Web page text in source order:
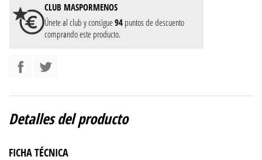
CLUB MASPORMENOS
Únete al club y consigue94 puntos de descuento
comprando este producto.
Detalles del producto
FICHA TÉCNICA